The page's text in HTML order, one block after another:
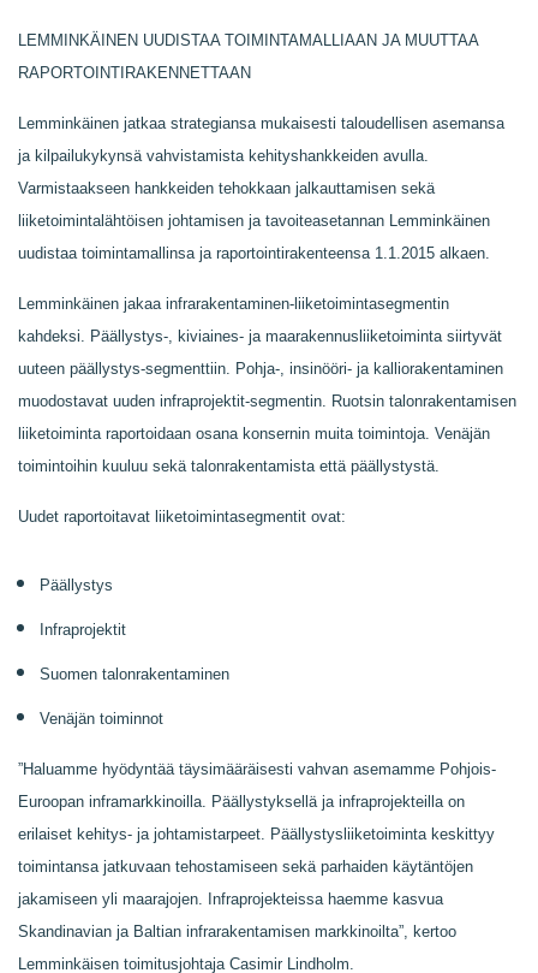
LEMMINKÄINEN UUDISTAA TOIMINTAMALLIAAN JA MUUTTAA
RAPORTOINTIRAKENNETTAAN
Lemminkäinen jatkaa strategiansa mukaisesti taloudellisen asemansa
ja kilpailukykynsä vahvistamista kehityshankkeiden avulla.
Varmistaakseen hankkeiden tehokkaan jalkauttamisen sekä
liiketoimintalähtöisen johtamisen ja tavoiteasetannan Lemminkäinen
uudistaa toimintamallinsa ja raportointirakenteensa 1.1.2015 alkaen.
Lemminkäinen jakaa infrarakentaminen-liiketoimintasegmentin
kahdeksi. Päällystys-, kiviaines- ja maarakennusliiketoiminta siirtyvät
uuteen päällystys-segmenttiin. Pohja-, insinööri- ja kalliorakentaminen
muodostavat uuden infraprojektit-segmentin. Ruotsin talonrakentamisen
liiketoiminta raportoidaan osana konsernin muita toimintoja. Venäjän
toimintoihin kuuluu sekä talonrakentamista että päällystystä.
Uudet raportoitavat liiketoimintasegmentit ovat:
Päällystys
Infraprojektit
Suomen talonrakentaminen
Venäjän toiminnot
”Haluamme hyödyntää täysimääräisesti vahvan asemamme Pohjois-
Euroopan inframarkkinoilla. Päällystyksellä ja infraprojekteilla on
erilaiset kehitys- ja johtamistarpeet. Päällystysliiketoiminta keskittyy
toimintansa jatkuvaan tehostamiseen sekä parhaiden käytäntöjen
jakamiseen yli maarajojen. Infraprojekteissa haemme kasvua
Skandinavian ja Baltian infrarakentamisen markkinoilta”, kertoo
Lemminkäisen toimitusjohtaja Casimir Lindholm.